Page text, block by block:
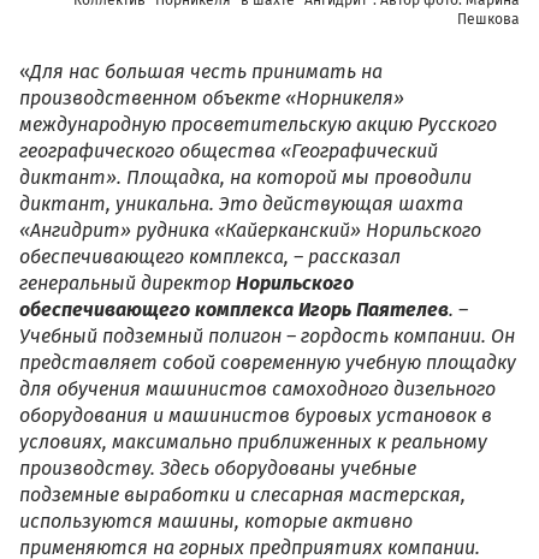
Пешкова
«Для нас большая честь принимать на
производственном объекте «Норникеля»
международную просветительскую акцию Русского
географического общества «Географический
диктант». Площадка, на которой мы проводили
диктант, уникальна. Это действующая шахта
«Ангидрит» рудника «Кайерканский» Норильского
обеспечивающего комплекса, – рассказал
генеральный директор Норильского
обеспечивающего комплекса Игорь Паятелев. –
Учебный подземный полигон – гордость компании. Он
представляет собой современную учебную площадку
для обучения машинистов самоходного дизельного
оборудования и машинистов буровых установок в
условиях, максимально приближенных к реальному
производству. Здесь оборудованы учебные
подземные выработки и слесарная мастерская,
используются машины, которые активно
применяются на горных предприятиях компании.